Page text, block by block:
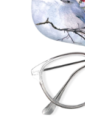
2 코스터
틴케이스
패브릭류